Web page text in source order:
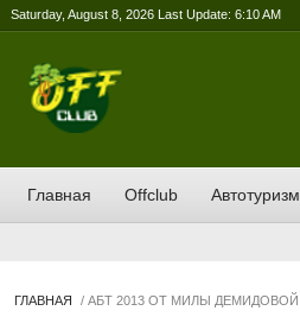
Saturday, August 8, 2026 Last Update: 6:10 AM
Главная Offclub Автотуризм
ГЛАВНАЯ / АБТ 2013 ОТ МИЛЫ ДЕМИДОВОЙ